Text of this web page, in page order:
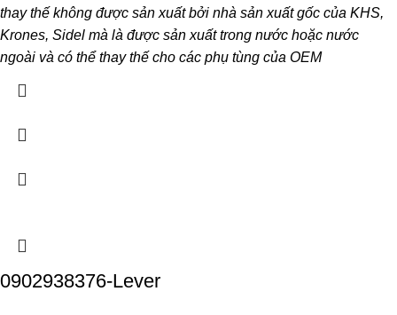
thay thế không được sản xuất bởi nhà sản xuất gốc của KHS,
Krones, Sidel mà là được sản xuất trong nước hoặc nước
ngoài và có thể thay thế cho các phụ tùng của OEM
0902938376-Lever